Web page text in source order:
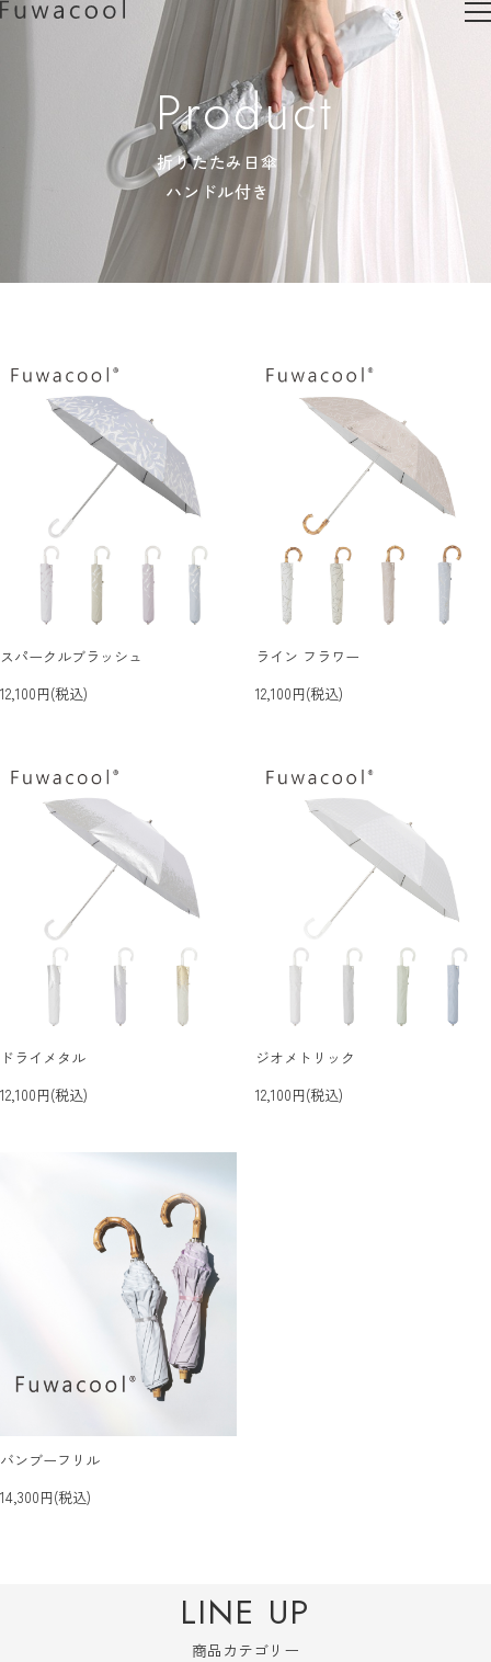
Product
折りたたみ日傘
ハンドル付き
スパークルブラッシュ
12,100円(税込)
ライン フラワー
12,100円(税込)
ドライメタル
12,100円(税込)
ジオメトリック
12,100円(税込)
バンブーフリル
14,300円(税込)
LINE UP
商品カテゴリー